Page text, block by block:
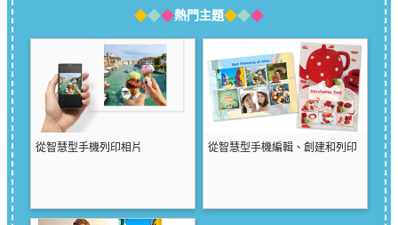
熱門主題
從智慧型手機列印相片 從智慧型手機編輯、創建和列印